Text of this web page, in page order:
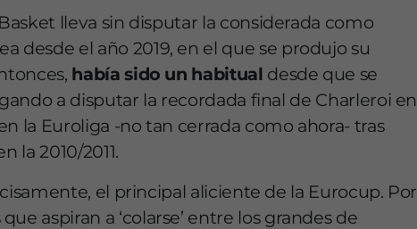
lleva sin disputar la considerada como
desde el año 2019, en el que se produjo su
había sido un habitual desde que se
a disputar la recordada final de Charleroi en
la Euroliga -no tan cerrada como ahora- tras
la 2010/2011.
el principal aliciente de la Eurocup. Por
aspiran a ‘colarse’ entre los grandes de